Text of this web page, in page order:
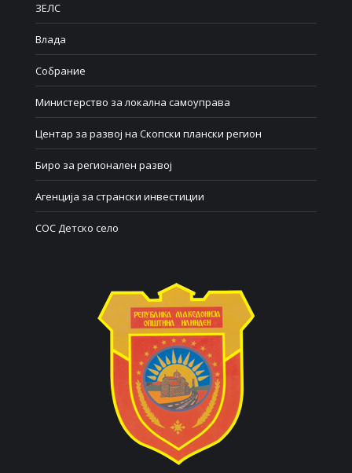
ЗЕЛС
Влада
Собрание
Министерство за локална самоуправа
Центар за развој на Скопски плански регион
Биро за регионален развој
Агенција за странски инвестиции
СОС Детско село